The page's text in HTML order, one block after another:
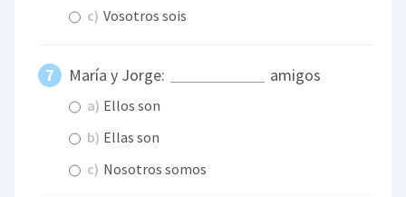
c) Vosotros sois
María y Jorge: amigos
a) Ellos son
b) Ellas son
c) Nosotros somos